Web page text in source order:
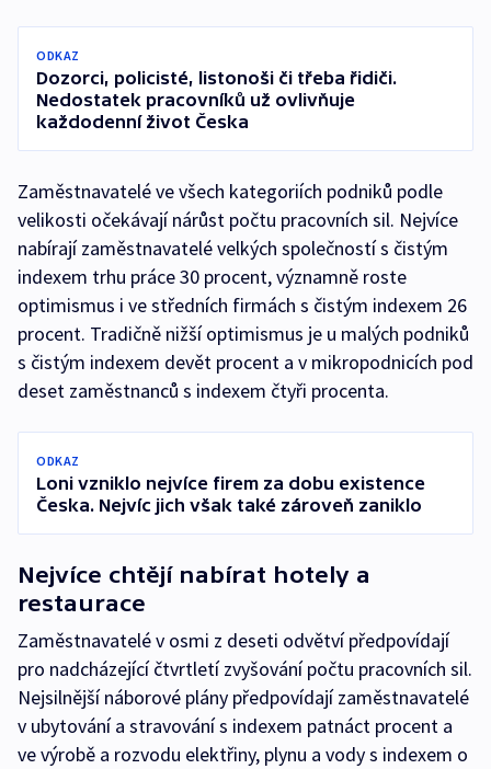
ODKAZ
Dozorci, policisté, listonoši či třeba řidiči.
Nedostatek pracovníků už ovlivňuje
každodenní život Česka
Zaměstnavatelé ve všech kategoriích podniků podle
velikosti očekávají nárůst počtu pracovních sil. Nejvíce
nabírají zaměstnavatelé velkých společností s čistým
indexem trhu práce 30 procent, významně roste
optimismus i ve středních firmách s čistým indexem 26
procent. Tradičně nižší optimismus je u malých podniků
s čistým indexem devět procent a v mikropodnicích pod
deset zaměstnanců s indexem čtyři procenta.
ODKAZ
Loni vzniklo nejvíce firem za dobu existence
Česka. Nejvíc jich však také zároveň zaniklo
Nejvíce chtějí nabírat hotely a
restaurace
Zaměstnavatelé v osmi z deseti odvětví předpovídají
pro nadcházející čtvrtletí zvyšování počtu pracovních sil.
Nejsilnější náborové plány předpovídají zaměstnavatelé
v ubytování a stravování s indexem patnáct procent a
ve výrobě a rozvodu elektřiny, plynu a vody s indexem o